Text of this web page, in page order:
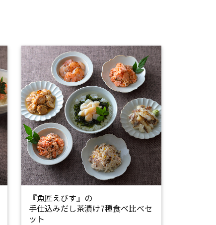
『魚匠えびす』の
手仕込みだし茶漬け7種食べ比べセ
ット